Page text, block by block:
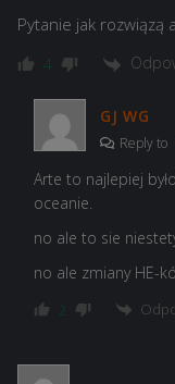
Pytanie jak rozwiązą
4
GJ WG
Reply to
Arte to najlepiej
oceanie.
no ale to sie
no ale zmiany HE-
2